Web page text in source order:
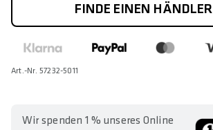
FINDE EINEN HÄNDLER
Art.-Nr. 57232-5011
Wir spenden 1 % unseres Online